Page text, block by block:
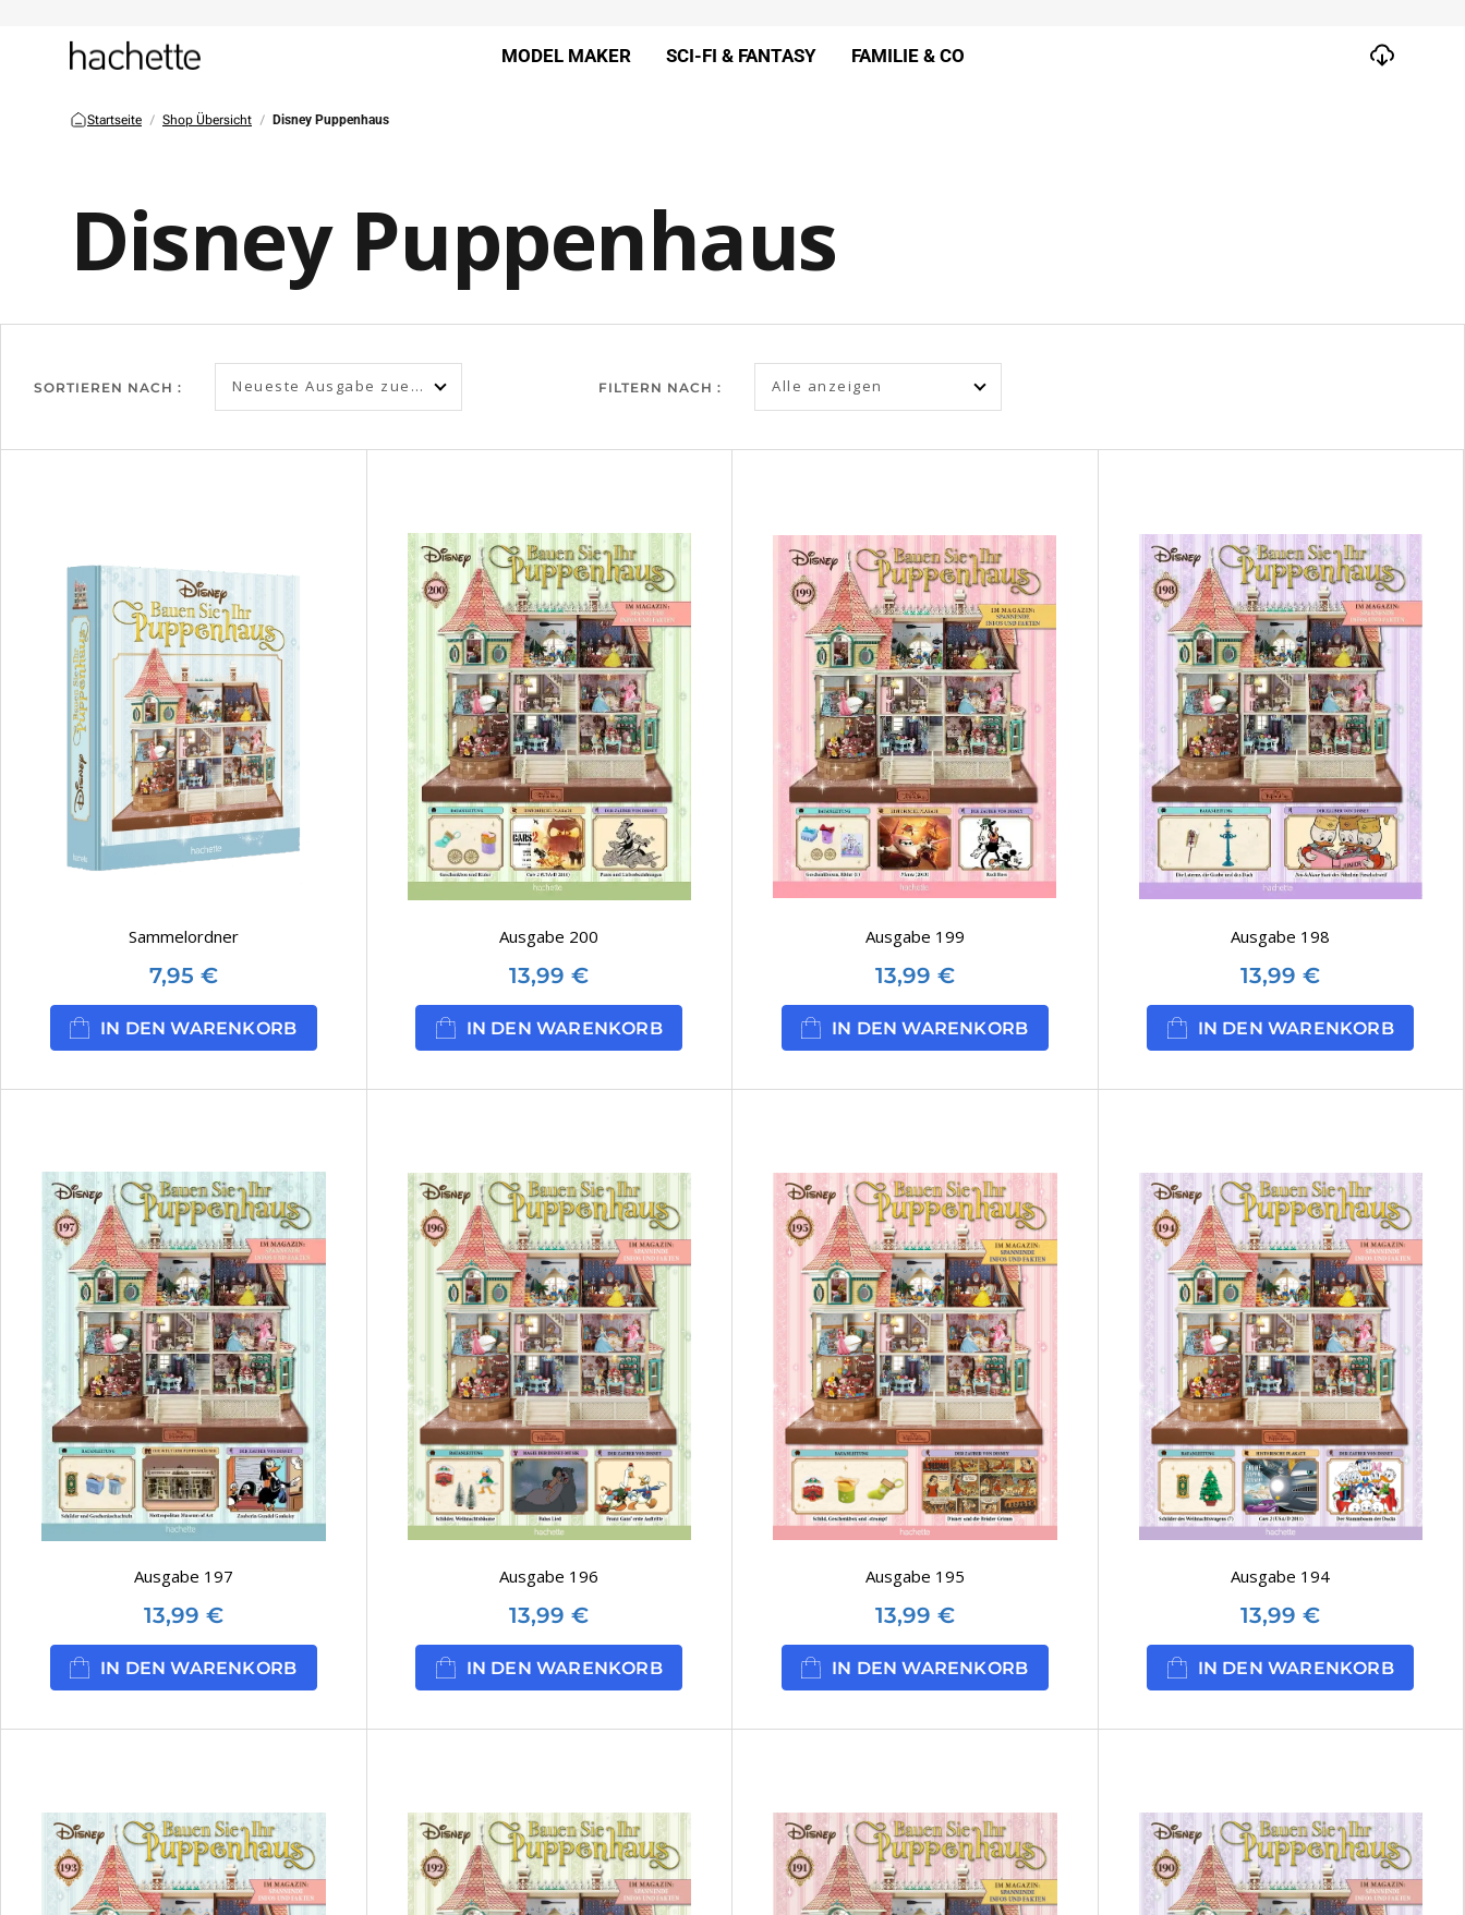
MODEL MAKER SCI-FI & FANTASY FAMILIE & CO
Startseite Shop Übersicht Disney Puppenhaus
Disney Puppenhaus
SORTIEREN NACH : Neueste Ausgabe zuerst FILTERN NACH : Alle anzeigen
Sammelordner
7,95 €
IN DEN WARENKORB
Ausgabe 200
13,99 €
IN DEN WARENKORB
Ausgabe 199
13,99 €
IN DEN WARENKORB
Ausgabe 198
13,99 €
IN DEN WARENKORB
Ausgabe 197
13,99 €
IN DEN WARENKORB
Ausgabe 196
13,99 €
IN DEN WARENKORB
Ausgabe 195
13,99 €
IN DEN WARENKORB
Ausgabe 194
13,99 €
IN DEN WARENKORB